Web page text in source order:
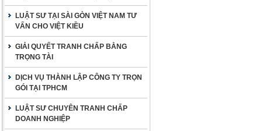
LUẬT SƯ TẠI SÀI GÒN VIỆT NAM TƯ
VẤN CHO VIỆT KIỀU
GIẢI QUYẾT TRANH CHẤP BẰNG
TRỌNG TÀI
DỊCH VỤ THÀNH LẬP CÔNG TY TRỌN
GÓI TẠI TPHCM
LUẬT SƯ CHUYÊN TRANH CHẤP
DOANH NGHIỆP